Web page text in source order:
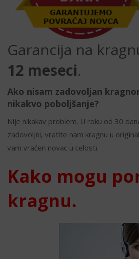
Garancija na
12 meseci.
Ako nisam zadovoljan
nikakvo poboljšanje?
Nije nikakav problem. U roku od 30
zadovoljni, vratite nam kragnu u
vam vraćen novac u celosti.
Kako mogu
kragnu.